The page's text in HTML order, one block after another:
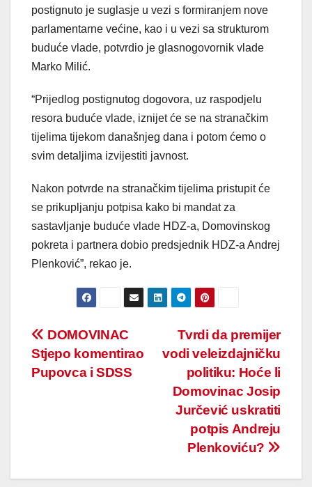
postignuto je suglasje u vezi s formiranjem nove
parlamentarne većine, kao i u vezi sa strukturom
buduće vlade, potvrdio je glasnogovornik vlade
Marko Milić.
“Prijedlog postignutog dogovora, uz raspodjelu
resora buduće vlade, iznijet će se na stranačkim
tijelima tijekom današnjeg dana i potom ćemo o
svim detaljima izvijestiti javnost.
Nakon potvrde na stranačkim tijelima pristupit će
se prikupljanju potpisa kako bi mandat za
sastavljanje buduće vlade HDZ-a, Domovinskog
pokreta i partnera dobio predsjednik HDZ-a Andrej
Plenković”, rekao je.
Post
navigation
Tvrdi da premijer
vodi veleizdajničku
politiku: Hoće li
Domovinac Josip
Jurčević uskratiti
potpis Andreju
Plenkoviću?
DOMOVINAC
Stjepo komentirao
Pupovca i SDSS